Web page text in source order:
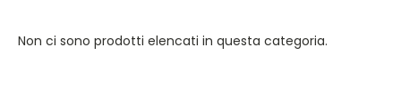
Non ci sono prodotti elencati in questa categoria.